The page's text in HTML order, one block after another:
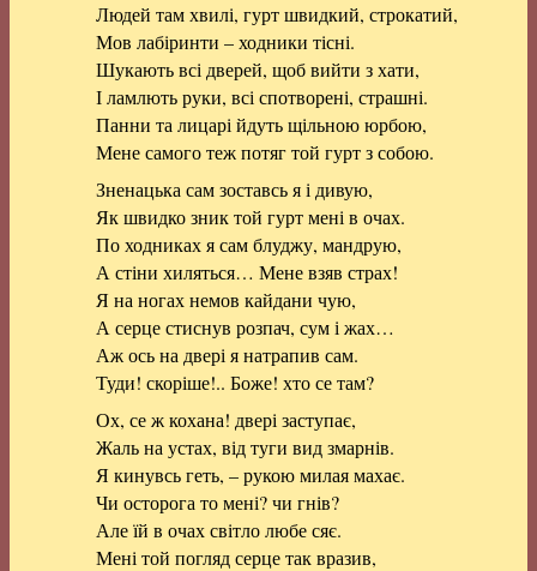
Людей там хвилі, гурт швидкий, строкатий,
Мов лабіринти – ходники тісні.
Шукають всі дверей, щоб вийти з хати,
І ламлють руки, всі спотворені, страшні.
Панни та лицарі йдуть щільною юрбою,
Мене самого теж потяг той гурт з собою.
Зненацька сам зоставсь я і дивую,
Як швидко зник той гурт мені в очах.
По ходниках я сам блуджу, мандрую,
А стіни хиляться… Мене взяв страх!
Я на ногах немов кайдани чую,
А серце стиснув розпач, сум і жах…
Аж ось на двері я натрапив сам.
Туди! скоріше!.. Боже! хто се там?
Ох, се ж кохана! двері заступає,
Жаль на устах, від туги вид змарнів.
Я кинувсь геть, – рукою милая махає.
Чи осторога то мені? чи гнів?
Але їй в очах світло любе сяє.
Мені той погляд серце так вразив,